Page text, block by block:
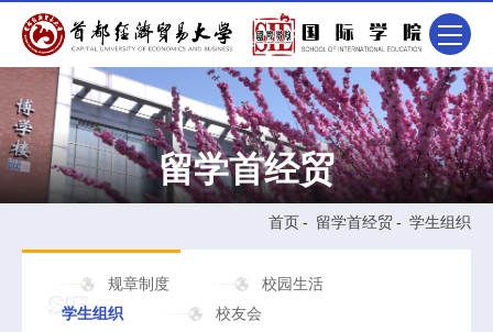
首页- 留学首经贸- 学生组织
留学首经贸
规章制度
校园生活
学生组织
校友会